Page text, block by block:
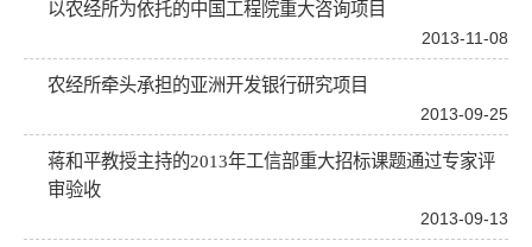
以农经所为依托的中国工程院重大咨询项目
2013-11-08
农经所牵头承担的亚洲开发银行研究项目
2013-09-25
蒋和平教授主持的2013年工信部重大招标课题通过专家评
审验收
2013-09-13